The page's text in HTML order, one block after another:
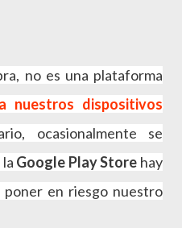
no es una plataforma
nuestros dispositivos
ocasionalmente se
Google Play Store hay
poner en riesgo nuestro